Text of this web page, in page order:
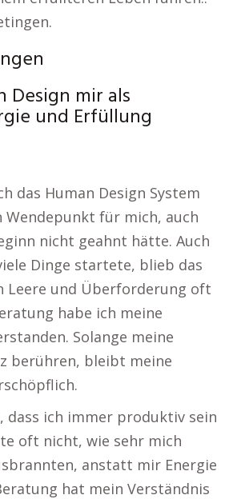
Design mir als
und Erfüllung
das Human Design System
Wendepunkt für mich, auch
nicht geahnt hätte. Auch
Dinge startete, blieb das
Leere und Überforderung oft
habe ich meine
Solange meine
berühren, bleibt meine
dass ich immer produktiv sein
oft nicht, wie sehr mich
anstatt mir Energie
hat mein Verständnis